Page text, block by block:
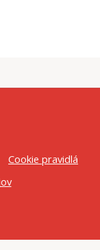
Cookie pravidlá